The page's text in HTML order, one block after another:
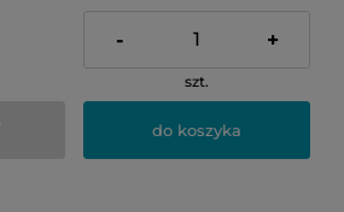
- +
szt.
do koszyka